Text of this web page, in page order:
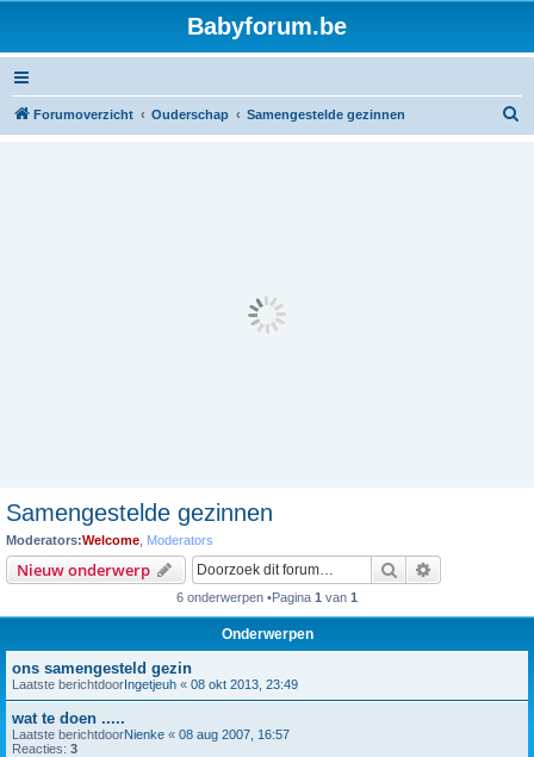
Babyforum.be
Forumoverzicht Ouderschap Samengestelde gezinnen
Samengestelde gezinnen
Moderators:Welcome Moderators
Nieuw onderwerp Zoek
6 onderwerpen •Pagina 1 van 1
Onderwerpen
ons samengesteld gezin
Laatste berichtdoorIngetjeuh « 08 okt 2013, 23:49
wat te doen .....
Laatste berichtdoorNienke « 08 aug 2007, 16:57
Reacties: 3